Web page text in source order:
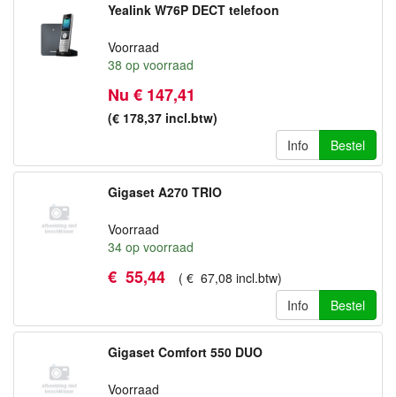
Yealink W76P DECT telefoon
Voorraad
38 op voorraad
Nu € 147,41
(€ 178,37 incl.btw)
Info
Bestel
Gigaset A270 TRIO
Voorraad
34 op voorraad
€ 55,44 ( € 67,08 incl.btw)
Info
Bestel
Gigaset Comfort 550 DUO
Voorraad